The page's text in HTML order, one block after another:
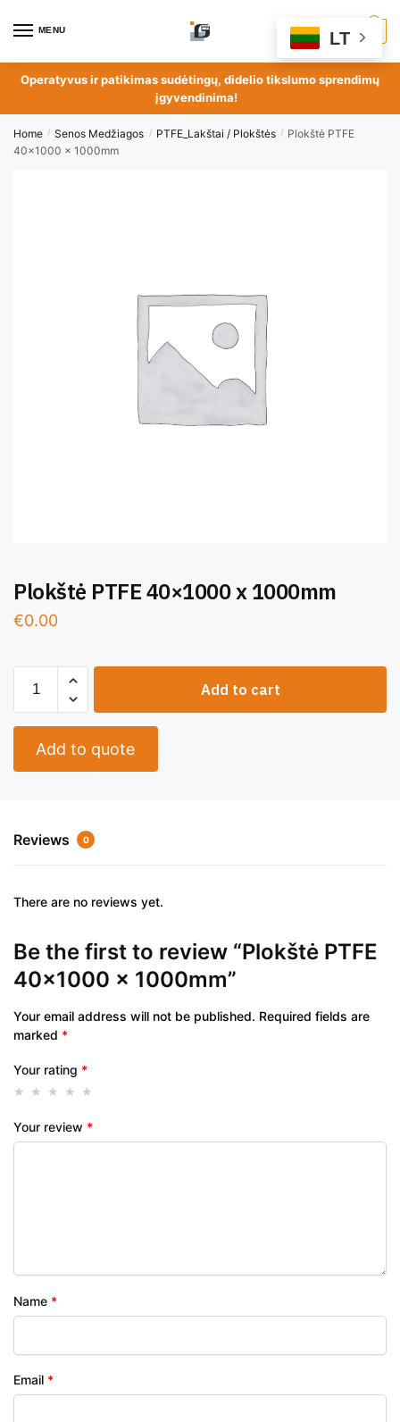
MENU
Operatyvus ir patikimas sudėtingų, didelio tikslumo sprendimų
įgyvendinima!
Home / Senos Medžiagos / PTFE_Lakštai / Plokštės / Plokštė PTFE
40×1000 x 1000mm
Plokštė PTFE 40×1000 x 1000mm
€0.00
Add to cart
Add to quote
Reviews 0
There are no reviews yet.
Be the first to review “Plokštė PTFE
40×1000 x 1000mm”
Your email address will not be published. Required fields are
marked *
Your rating *
Your review *
Name *
Email *
LT